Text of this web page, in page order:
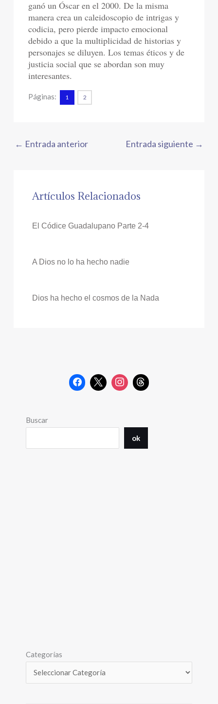
ganó un Óscar en el 2000. De la misma
manera crea un caleidoscopio de intrigas y
codicia, pero pierde impacto emocional
debido a que la multiplicidad de historias y
personajes se diluyen. Los temas éticos y de
justicia social que se abordan son muy
interesantes.
Páginas: 1 2
← Entrada anterior Entrada siguiente →
Artículos Relacionados
El Códice Guadalupano Parte 2-4
A Dios no lo ha hecho nadie
Dios ha hecho el cosmos de la Nada
Buscar
ok
Categorías